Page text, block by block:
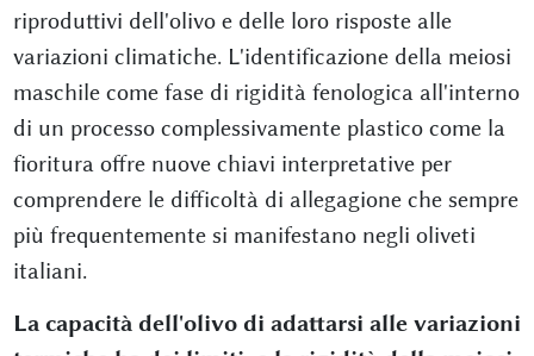
riproduttivi dell'olivo e delle loro risposte alle
variazioni climatiche. L'identificazione della meiosi
maschile come fase di rigidità fenologica all'interno
di un processo complessivamente plastico come la
fioritura offre nuove chiavi interpretative per
comprendere le difficoltà di allegagione che sempre
più frequentemente si manifestano negli oliveti
italiani.
La capacità dell'olivo di adattarsi alle variazioni